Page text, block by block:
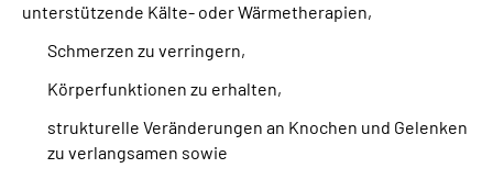
unterstützende Kälte- oder Wärmetherapien,
Schmerzen zu verringern,
Körperfunktionen zu erhalten,
strukturelle Veränderungen an Knochen und Gelenken
zu verlangsamen sowie